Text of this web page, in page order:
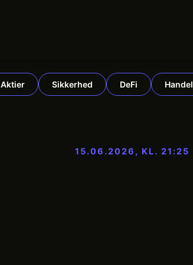
Aktier Sikkerhed DeFi Handel
15.06.2026, KL. 21:25